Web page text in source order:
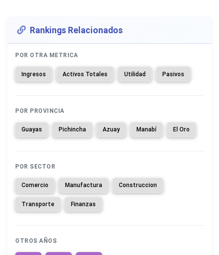
Rankings Relacionados
POR OTRA METRICA
Ingresos Activos Totales Utilidad Pasivos
POR PROVINCIA
Guayas Pichincha Azuay Manabí El Oro
POR SECTOR
Comercio Manufactura Construccion
Transporte Finanzas
OTROS AÑOS